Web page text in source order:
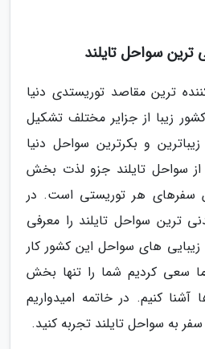
ترین سواحل تایلند
ترین مقاصد توریستدی دنیا
زیبا از جزایر مختلف تشکیل
و بکرترین سواحل دنیا
سواحل تایلند جزو لذت بخش
سفرهای هر توریستی است. در
ترین سواحل تایلند را معرفی
های سواحل این کشور کار
سعی کردیم شما را تنها بخش
کنیم. در خاتمه امیدواریم
به سواحل تایلند تجربه کنید.